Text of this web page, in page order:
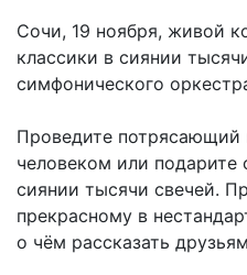
Сочи, 19 ноября, живой
классики в сиянии
симфонического
Проведите потрясающий
человеком или подарите
сиянии тысячи свечей.
прекрасному в
о чём рассказать друзьям